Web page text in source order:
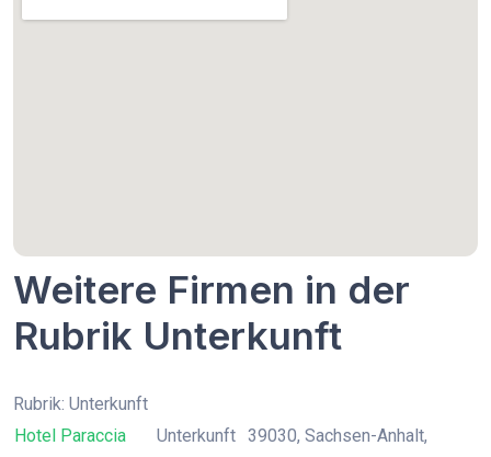
Weitere Firmen in der
Rubrik Unterkunft
Rubrik: Unterkunft
Hotel Paraccia
Unterkunft 39030, Sachsen-Anhalt,